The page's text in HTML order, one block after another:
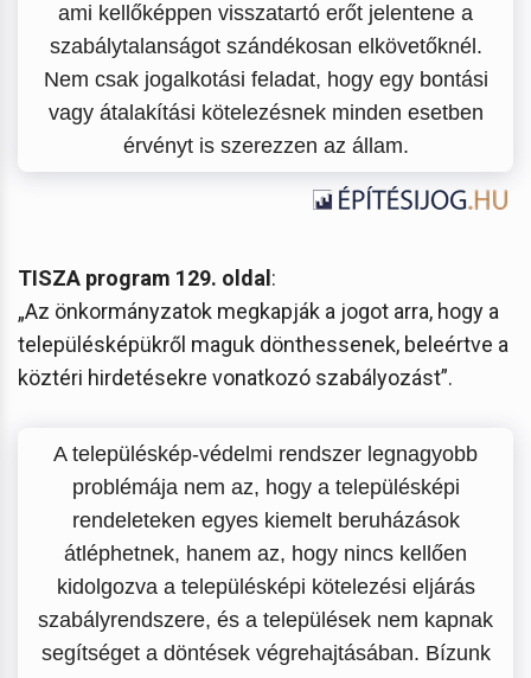
ami kellőképpen visszatartó erőt jelentene a
szabálytalanságot szándékosan elkövetőknél.
Nem csak jogalkotási feladat, hogy egy bontási
vagy átalakítási kötelezésnek minden esetben
érvényt is szerezzen az állam.
TISZA program 129. oldal :
„Az önkormányzatok megkapják a jogot arra, hogy a
településképükről maguk dönthessenek, beleértve a
köztéri hirdetésekre vonatkozó szabályozást”.
A településkép-védelmi rendszer legnagyobb
problémája nem az, hogy a településképi
rendeleteken egyes kiemelt beruházások
átléphetnek, hanem az, hogy nincs kellően
kidolgozva a településképi kötelezési eljárás
szabályrendszere, és a települések nem kapnak
segítséget a döntések végrehajtásában. Bízunk